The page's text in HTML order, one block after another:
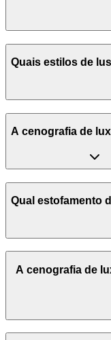
Quais estilos de
A cenografia de
Qual estofamento
A cenografia de